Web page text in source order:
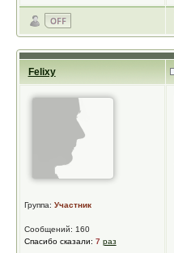
Felixy
Группа: Участник
Сообщений: 160
Спасибо сказали: 7 раз